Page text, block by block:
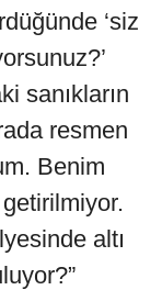
‘siz
sanıkların
resmen
Benim
altı